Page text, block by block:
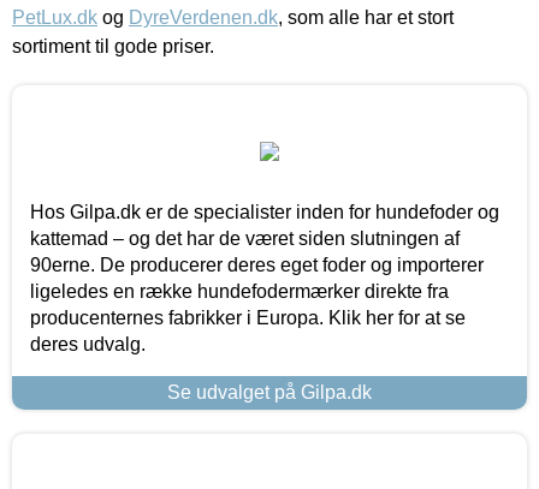
PetLux.dk og DyreVerdenen.dk, som alle har et stort
sortiment til gode priser.
Hos Gilpa.dk er de specialister inden for hundefoder og
kattemad – og det har de været siden slutningen af
90erne. De producerer deres eget foder og importerer
ligeledes en række hundefodermærker direkte fra
producenternes fabrikker i Europa. Klik her for at se
deres udvalg.
Se udvalget på Gilpa.dk